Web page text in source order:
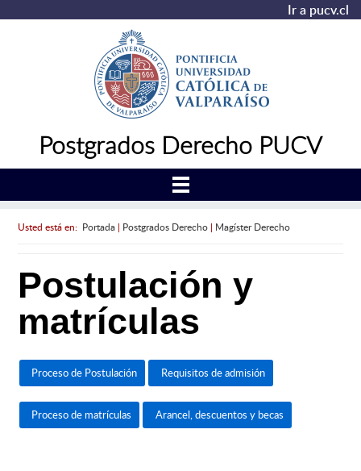
Ir a pucv.cl
Postgrados Derecho PUCV
Usted está en: Portada| Postgrados Derecho| Magíster Derecho
Postulación y
matrículas
Proceso de Postulación Requisitos de admisión
Proceso de matrículas Arancel, descuentos y becas